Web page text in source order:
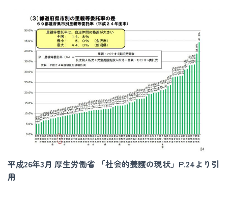
平成26年3月 厚生労働省 「社会的養護の現状」P.24より引
用